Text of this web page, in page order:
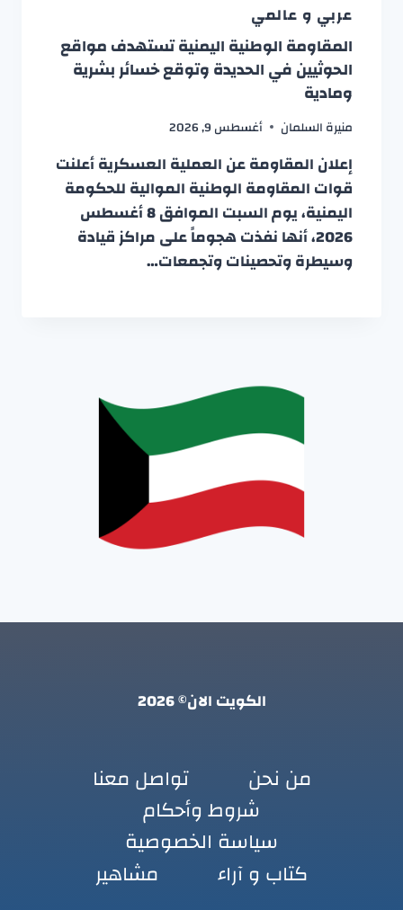
عربي و عالمي
المقاومة الوطنية اليمنية تستهدف مواقع
الحوثيين في الحديدة وتوقع خسائر بشرية
ومادية
منيرة السلمان أغسطس 9, 2026
إعلان المقاومة عن العملية العسكرية أعلنت
قوات المقاومة الوطنية الموالية للحكومة
اليمنية، يوم السبت الموافق 8 أغسطس
2026، أنها نفذت هجوماً على مراكز قيادة
وسيطرة وتحصينات وتجمعات…
الكويت الان© 2026
من نحن
تواصل معنا
شروط وأحكام
سياسة الخصوصية
كتاب و آراء
مشاهير